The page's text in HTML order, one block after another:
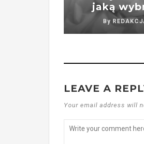
jaką
By
LEAVE A
Your email address will